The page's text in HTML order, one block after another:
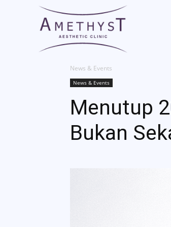
News & Events
News & Events
Menutup
Bukan